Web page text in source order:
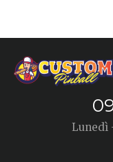
Lunedì